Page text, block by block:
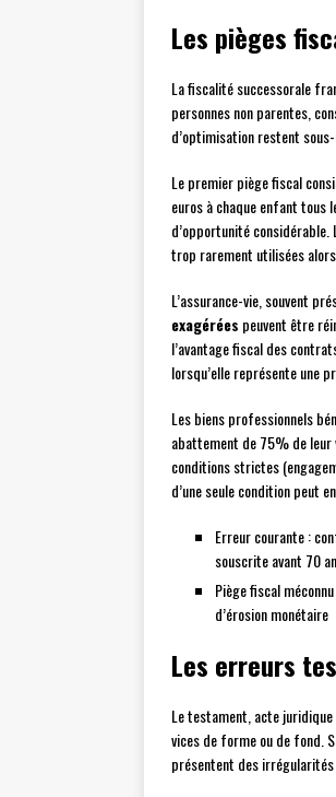
Les pièges
La fiscalité successorale
personnes non parentes,
d’optimisation restent
Le premier piège fiscal
euros à chaque enfant tous
d’opportunité considérable.
trop rarement utilisées
L’assurance-vie, souvent
exagérées peuvent être
l’avantage fiscal des
lorsqu’elle représente une
Les biens professionnels
abattement de 75% de leur
conditions strictes
d’une seule condition peut
Erreur courante :
souscrite avant 70
Piège fiscal
d’érosion monétaire
Les erreurs
Le testament, acte
vices de forme ou de fond.
présentent des